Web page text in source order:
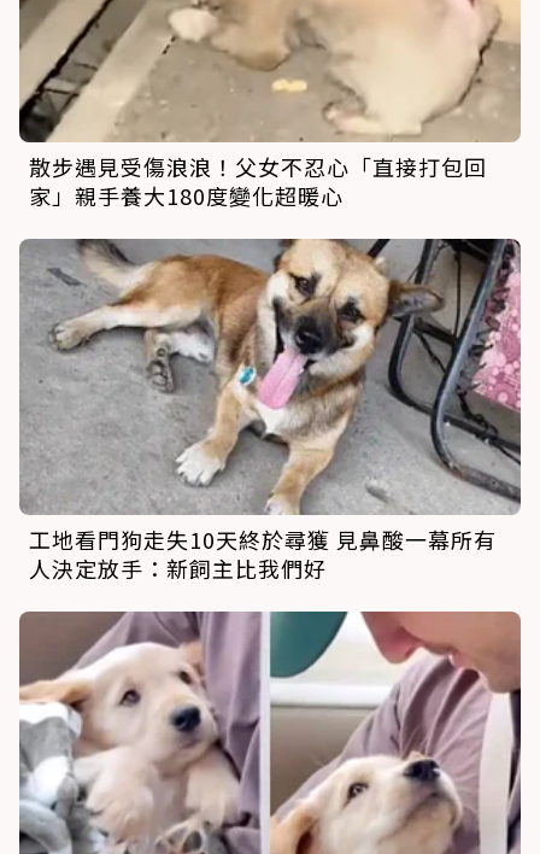
散步遇見受傷浪浪！父女不忍心「直接打包回
家」親手養大180度變化超暖心
工地看門狗走失10天終於尋獲 見鼻酸一幕所有
人決定放手：新飼主比我們好